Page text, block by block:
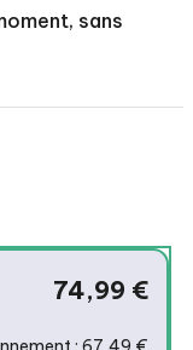
sans
74,99 €